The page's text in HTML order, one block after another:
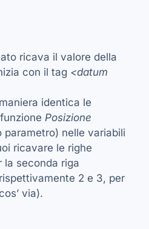
ricava il valore della
con il tag <datum
identica le
Posizione
parametro) nelle variabili
ricavare le righe
seconda riga
2 e 3, per
via).